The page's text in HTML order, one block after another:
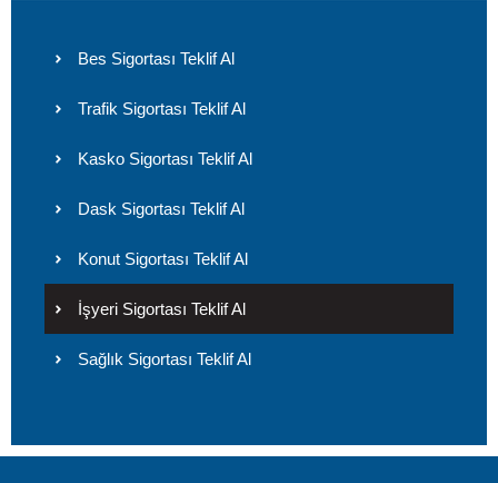
Bes Sigortası Teklif Al
Trafik Sigortası Teklif Al
Kasko Sigortası Teklif Al
Dask Sigortası Teklif Al
Konut Sigortası Teklif Al
İşyeri Sigortası Teklif Al
Sağlık Sigortası Teklif Al